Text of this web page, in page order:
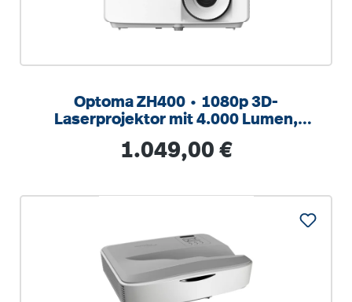
Optoma ZH400 ∙ 1080p 3D-
Laserprojektor mit 4.000 Lumen,
Regulärer Preis:
1.049,00 €